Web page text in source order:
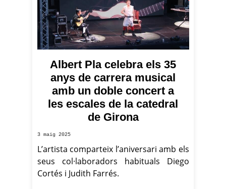
Albert Pla i Diego Cortés en un dels concerts del Festival
Strenes / Aleix Freixas
Albert Pla celebra els 35
anys de carrera musical
amb un doble concert a
les escales de la catedral
de Girona
3 maig 2025
L’artista comparteix l’aniversari amb els
seus col·laboradors habituals Diego
Cortés i Judith Farrés.